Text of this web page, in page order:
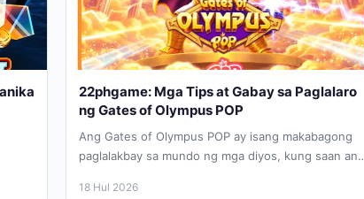
22phgame: Mga Tips at Gabay sa Paglalaro
ng Gates of Olympus POP
Ang Gates of Olympus POP ay isang makabagong
paglalakbay sa mundo ng mga diyos, kung saan ang
18 Hul 2026